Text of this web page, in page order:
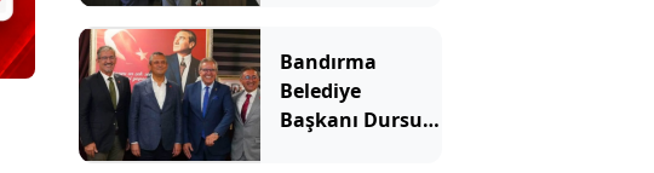
Bandırma
Belediye
Başkanı Dursun